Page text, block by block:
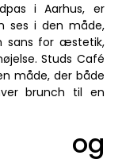
i Aarhus, er
ses i den måde,
sans for æstetik,
Studs Café
måde, der både
brunch til en
og